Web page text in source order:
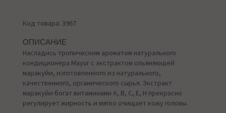
Код товара: 3967
ОПИСАНИЕ
Насладись тропическим ароматом натурального
кондиционера Mayur с экстрактом опьяняющей
маракуйи, изготовленного из натурального,
качественного, органического сырья. Экстракт
маракуйи богат витаминами А, В, С, Е, H прекрасно
регулирует жирность и мягко очищает кожу головы.